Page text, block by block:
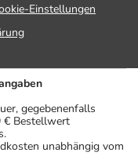
Einstellungen
gegebenenfalls
€ Bestellwert
unabhängig vom